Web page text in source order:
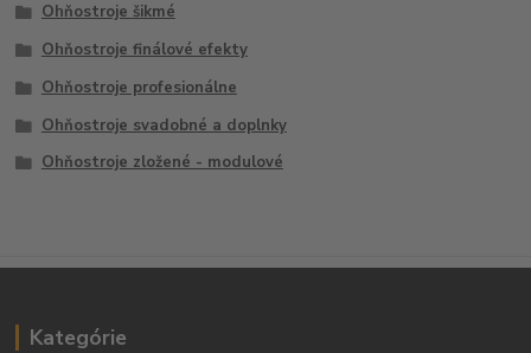
Ohňostroje šikmé
Ohňostroje finálové efekty
Ohňostroje profesionálne
Ohňostroje svadobné a doplnky
Ohňostroje zložené - modulové
Kategórie